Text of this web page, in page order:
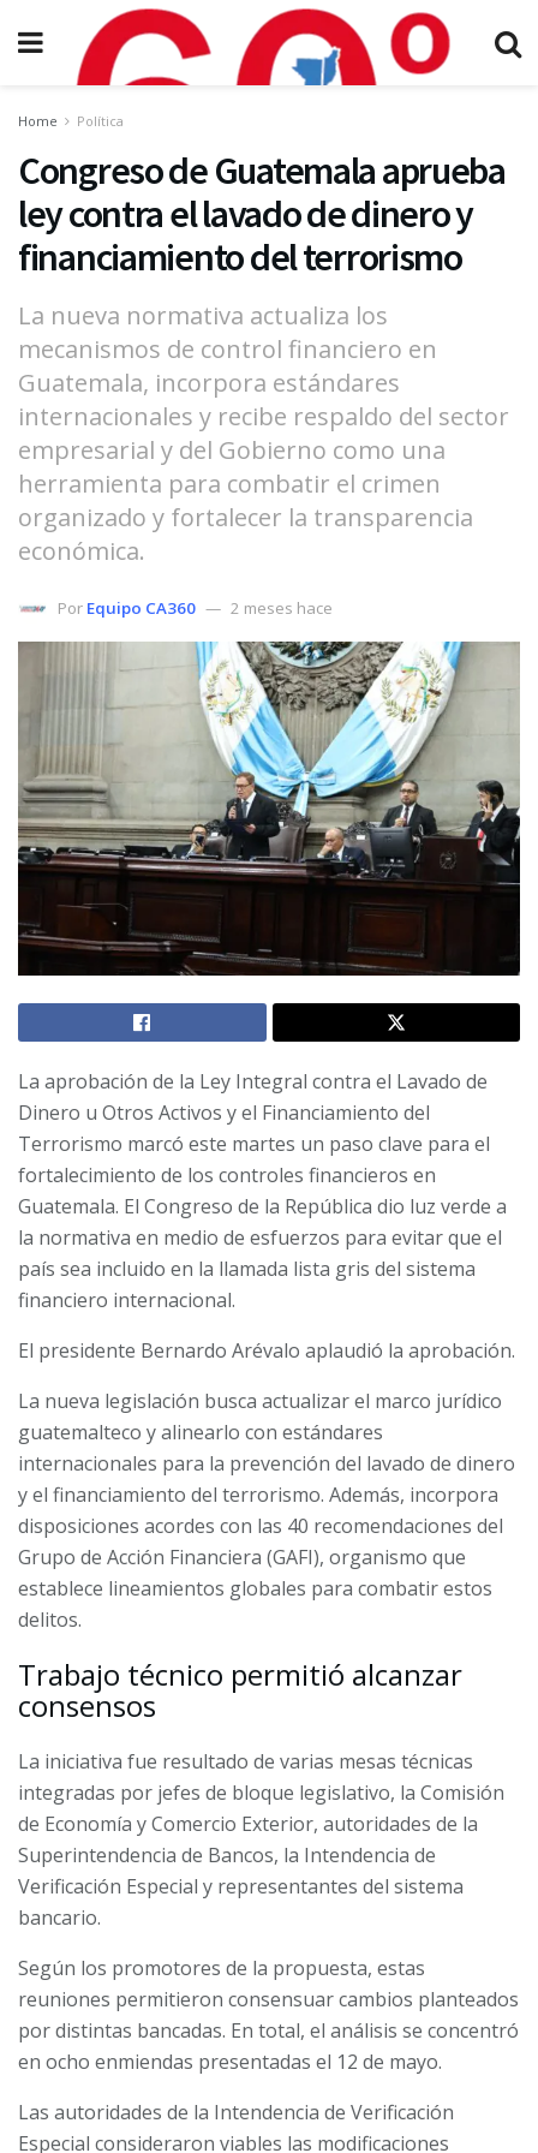
Home Política
Congreso de Guatemala aprueba
ley contra el lavado de dinero y
financiamiento del terrorismo
La nueva normativa actualiza los
mecanismos de control financiero en
Guatemala, incorpora estándares
internacionales y recibe respaldo del sector
empresarial y del Gobierno como una
herramienta para combatir el crimen
organizado y fortalecer la transparencia
económica.
Por Equipo CA360 2 meses hace
La aprobación de la Ley Integral contra el Lavado de
Dinero u Otros Activos y el Financiamiento del
Terrorismo marcó este martes un paso clave para el
fortalecimiento de los controles financieros en
Guatemala. El Congreso de la República dio luz verde a
la normativa en medio de esfuerzos para evitar que el
país sea incluido en la llamada lista gris del sistema
financiero internacional.
El presidente Bernardo Arévalo aplaudió la aprobación.
La nueva legislación busca actualizar el marco jurídico
guatemalteco y alinearlo con estándares
internacionales para la prevención del lavado de dinero
y el financiamiento del terrorismo. Además, incorpora
disposiciones acordes con las 40 recomendaciones del
Grupo de Acción Financiera (GAFI), organismo que
establece lineamientos globales para combatir estos
delitos.
Trabajo técnico permitió alcanzar
consensos
La iniciativa fue resultado de varias mesas técnicas
integradas por jefes de bloque legislativo, la Comisión
de Economía y Comercio Exterior, autoridades de la
Superintendencia de Bancos, la Intendencia de
Verificación Especial y representantes del sistema
bancario.
Según los promotores de la propuesta, estas
reuniones permitieron consensuar cambios planteados
por distintas bancadas. En total, el análisis se concentró
en ocho enmiendas presentadas el 12 de mayo.
Las autoridades de la Intendencia de Verificación
Especial consideraron viables las modificaciones